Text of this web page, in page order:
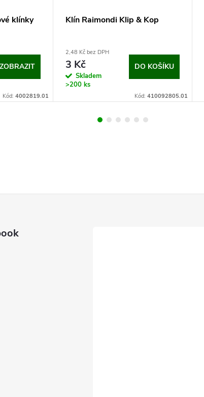
klínky
ZOBRAZIT
Kód: 4002819.01
Klín Raimondi Klip & Kop
2,48 Kč bez DPH
3 Kč
Skladem
>200 ks
DO KOŠÍKU
Kód: 410092805.01